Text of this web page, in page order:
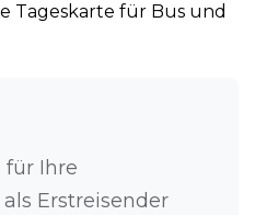
Tageskarte für Bus und
für Ihre
Erstreisender